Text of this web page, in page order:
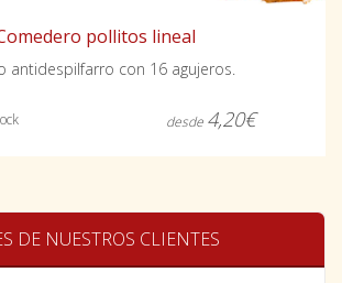
pollitos lineal
antidespilfarro con 16 agujeros.
desde 4,20€
DE NUESTROS CLIENTES